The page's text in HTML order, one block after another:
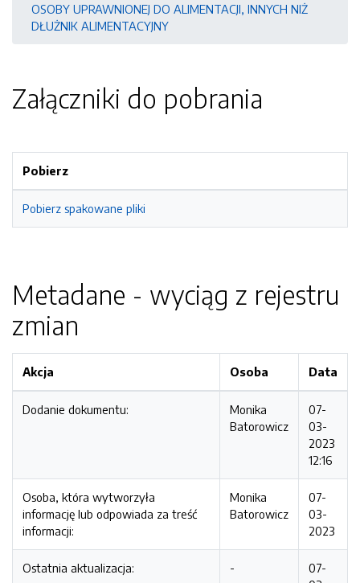
OSOBY UPRAWNIONEJ DO ALIMENTACJI, INNYCH NIŻ
DŁUŻNIK ALIMENTACYJNY
Załączniki do pobrania
Pobierz
Pobierz spakowane pliki
Metadane - wyciąg z rejestru
zmian
Akcja Osoba Data
Dodanie dokumentu:
Monika
Batorowicz
07-
03-
2023
12:16
Osoba, która wytworzyła
informację lub odpowiada za treść
informacji:
Monika
Batorowicz
07-
03-
2023
Ostatnia aktualizacja: -
07-